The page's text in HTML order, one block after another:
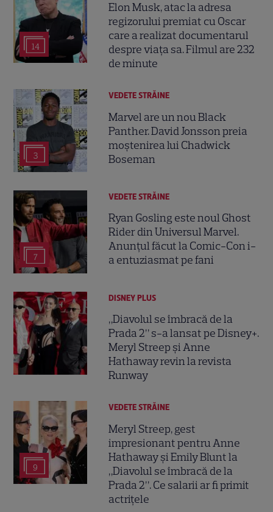
14
Elon Musk, atac la adresa
regizorului premiat cu Oscar
care a realizat documentarul
despre viața sa. Filmul are 232
de minute
3
VEDETE STRĂINE
Marvel are un nou Black
Panther. David Jonsson preia
moștenirea lui Chadwick
Boseman
7
VEDETE STRĂINE
Ryan Gosling este noul Ghost
Rider din Universul Marvel.
Anunțul făcut la Comic-Con i-
a entuziasmat pe fani
DISNEY PLUS
„Diavolul se îmbracă de la
Prada 2” s-a lansat pe Disney+.
Meryl Streep și Anne
Hathaway revin la revista
Runway
9
VEDETE STRĂINE
Meryl Streep, gest
impresionant pentru Anne
Hathaway și Emily Blunt la
„Diavolul se îmbracă de la
Prada 2”. Ce salarii ar fi primit
actrițele